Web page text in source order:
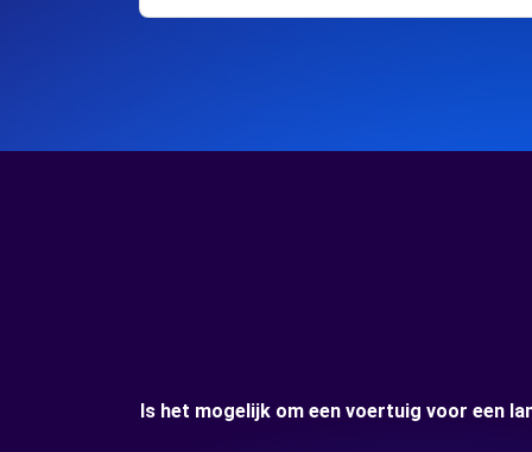
Is het mogelijk om een voertuig voor een